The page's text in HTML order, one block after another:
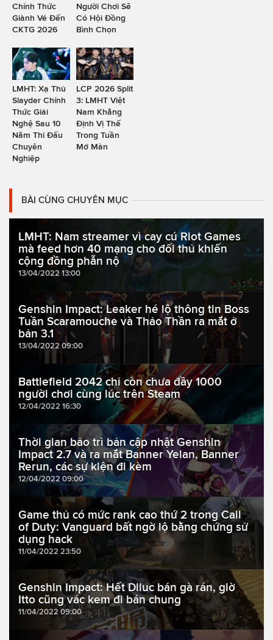
Chính Thức
Giành Vé Đến
CKTG 2026
Người Chơi Sẽ
Có Hội Đồng
Bình Chọn
LMHT: Xạ Thủ
Slayder Chính
Thức Giải
Nghệ Sau 10
Năm Thi Đấu
Chuyên
Nghiệp
LCP 2026 Split
3: LMHT Việt
Nam Khẳng
Định Vị Thế
Trong Tuần
Mở Màn
BÀI CÙNG CHUYÊN MỤC
LMHT: Nam streamer vì cay cú Riot Games
mà feed hơn 40 mạng cho đối thủ khiến
cộng đồng phẫn nộ
13/04/2022 13:00
Genshin Impact: Leaker hé lộ thông tin Boss
Tuần Scaramouche và Thảo Thần ra mắt ở
bản 3.1
13/04/2022 09:00
Battlefield 2042 chỉ còn chưa đầy 1000
người chơi cùng lúc trên Steam
12/04/2022 16:30
Thời gian bảo trì bản cập nhật Genshin
Impact 2.7 và ra mắt Banner Yelan, Banner
Rerun, các sự kiện đi kèm
12/04/2022 09:00
Game thủ có mức rank cao thứ 2 trong Call
of Duty: Vanguard bất ngờ lộ bằng chứng sử
dụng hack
11/04/2022 23:50
Genshin Impact: Hết Diluc bán gà rán, giờ
Itto cũng vác kem đi bán chung
11/04/2022 09:00